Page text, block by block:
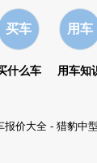
买车
什么车
用车
用车知
报价大全 - 猎豹中